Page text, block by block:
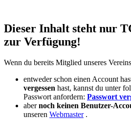
Dieser Inhalt steht nur
zur Verfügung!
Wenn du bereits Mitglied unseres
entweder schon einen Account
vergessen hast, kannst du unter
Passwort anfordern: Passwort
abernoch keinen Benutzer-
unseren Webmaster.